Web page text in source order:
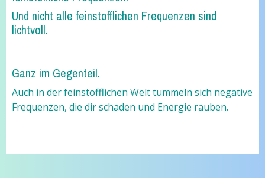
Und nicht alle feinstofflichen Frequenzen sind
lichtvoll.
Ganz im Gegenteil.
Auch in der feinstofflichen Welt tummeln sich negative
Frequenzen, die dir schaden und Energie rauben.